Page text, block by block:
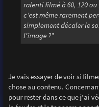
ralenti filmé à 60, 120
c'est même rarement
simplement décaler le
l'image ?"
Je vais essayer de voir si
chose au contenu.
pour rester dans ce que j'ai